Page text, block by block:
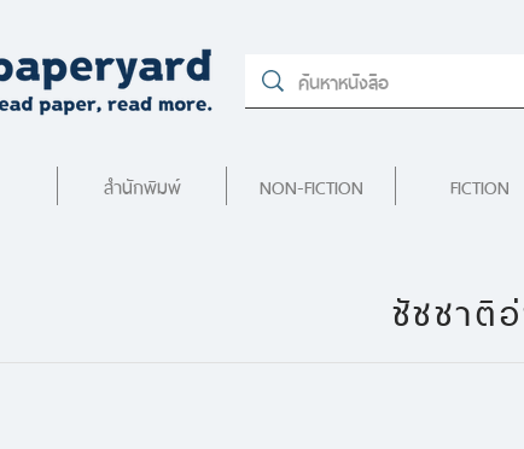
สำนักพิมพ์ NON-FICTION FICTION
ชัชชาติ